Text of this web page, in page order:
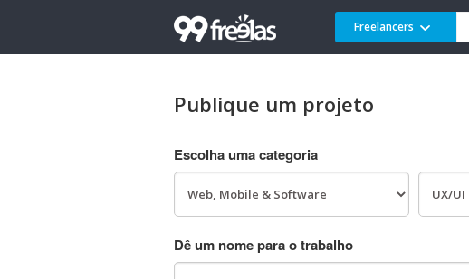
Freelancers
Publique um projeto
Escolha uma categoria
Dê um nome para o trabalho